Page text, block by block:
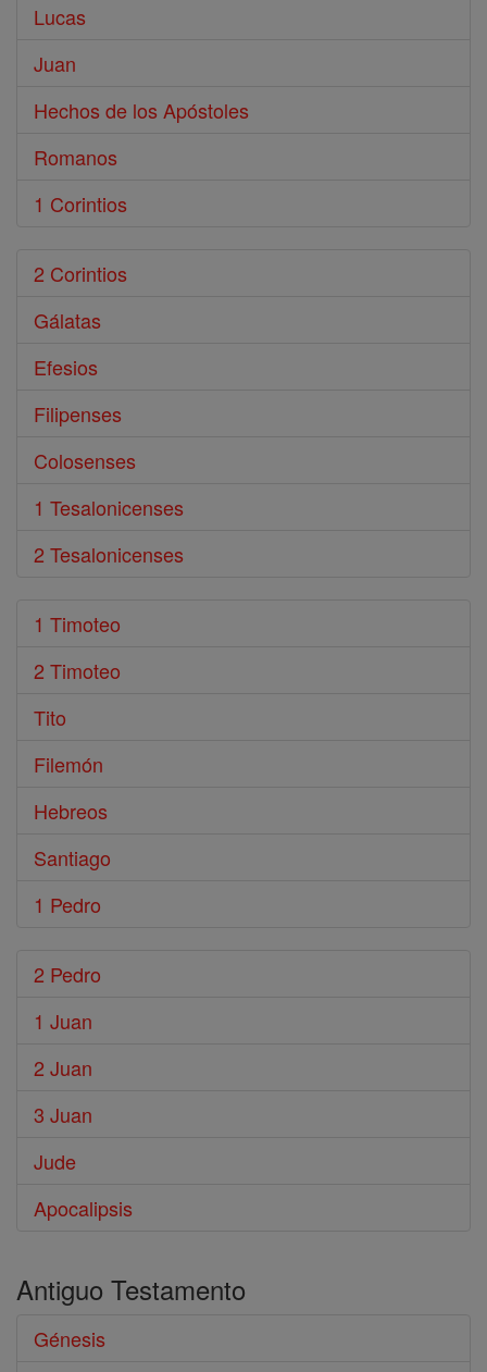
Lucas
Juan
Hechos de los Apóstoles
Romanos
1 Corintios
2 Corintios
Gálatas
Efesios
Filipenses
Colosenses
1 Tesalonicenses
2 Tesalonicenses
1 Timoteo
2 Timoteo
Tito
Filemón
Hebreos
Santiago
1 Pedro
2 Pedro
1 Juan
2 Juan
3 Juan
Jude
Apocalipsis
Antiguo Testamento
Génesis